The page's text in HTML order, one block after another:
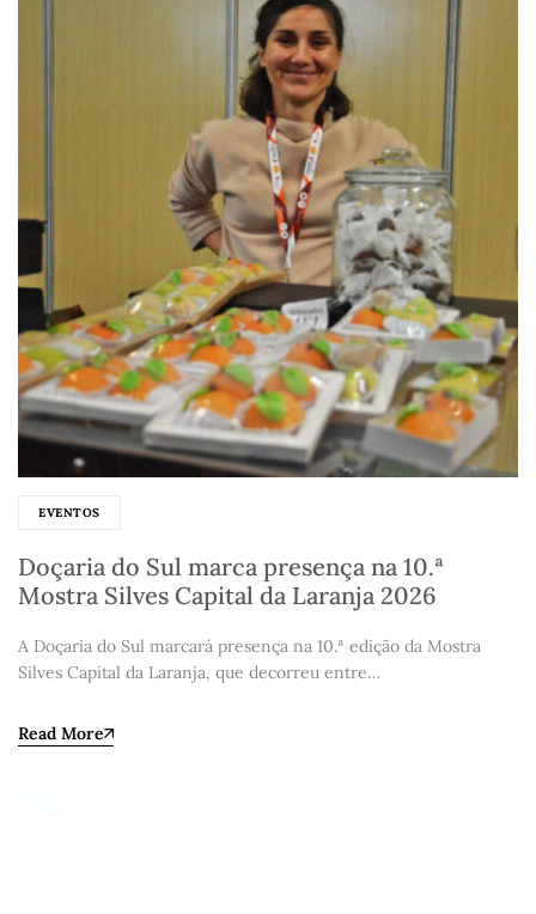
EVENTOS
Doçaria do Sul marca presença na 10.ª
Mostra Silves Capital da Laranja 2026
A Doçaria do Sul marcará presença na 10.ª edição da Mostra
Silves Capital da Laranja, que decorreu entre…
Read More